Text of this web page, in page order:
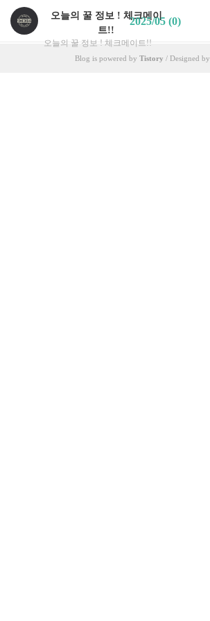
오늘의 꿀 정보 ! 체크메이
트!!
오늘의 꿀 정보 ! 체크메이트!!
2025/05 (0)
Blog is powered by Tistory / Designed by